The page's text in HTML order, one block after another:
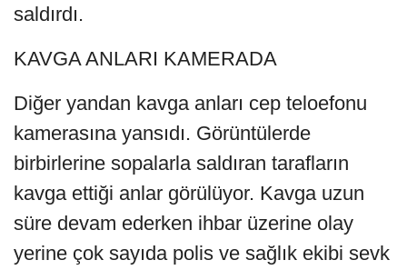
saldırdı.
KAVGA ANLARI KAMERADA
Diğer yandan kavga anları cep teloefonu
kamerasına yansıdı. Görüntülerde
birbirlerine sopalarla saldıran tarafların
kavga ettiği anlar görülüyor. Kavga uzun
süre devam ederken ihbar üzerine olay
yerine çok sayıda polis ve sağlık ekibi sevk